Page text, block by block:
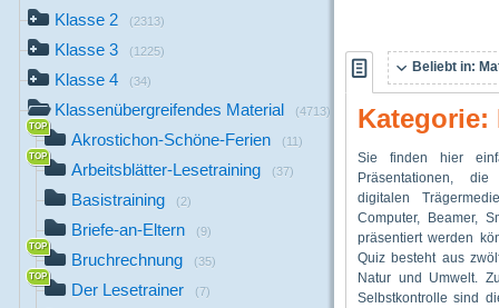
Klasse 2 (2313)
Klasse 3 (1225)
Klasse 4 (34)
Klassenübergreifendes Material (4713)
Akrostichon-Schöne-Ferien (11)
Arbeitsblätter-Lesetraining (37)
Basistraining (2)
Briefe-an-Eltern (9)
Bruchrechnung (35)
Der Lesetrainer (7)
Beliebt in:
Sie finden hier
Präsentationen,
digitalen
Computer, Beamer,
präsentiert werden
Quiz besteht aus
Natur und Umwelt.
Selbstkontrolle sind
lesen die Frage,
Antwort und
auf der folgenden
PC werden die
Wischen, sondern
Betätigen der
weitergeblättert. Es
werden wollen, -
Bestandteil des
wenn das
aufgerufen wird. Aber
denken: Das
jedem Fall digital
werden. Ein
weder gewünscht